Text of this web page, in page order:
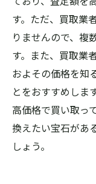
す。ただ、買取業
りませんので、複
す。また、買取業
およその価格を知
とをおすすめしま
高価格で買い取っ
換えたい宝石があ
しょう。